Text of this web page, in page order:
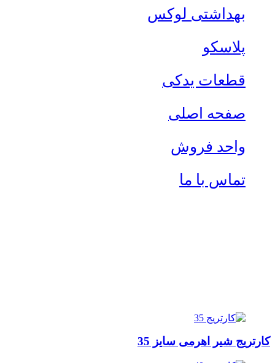
بهداشتی لوکس
پلاسکو
قطعات یدکی
صفحه اصلی
واحد فروش
تماس با ما
کارتریج شیر اهرمی سایز 35